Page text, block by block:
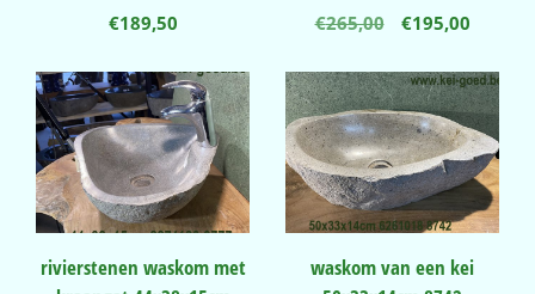
€189,50 €265,00
was:
€265,00.
€195,00
is:
rivierstenen waskom met
waskom van een kei